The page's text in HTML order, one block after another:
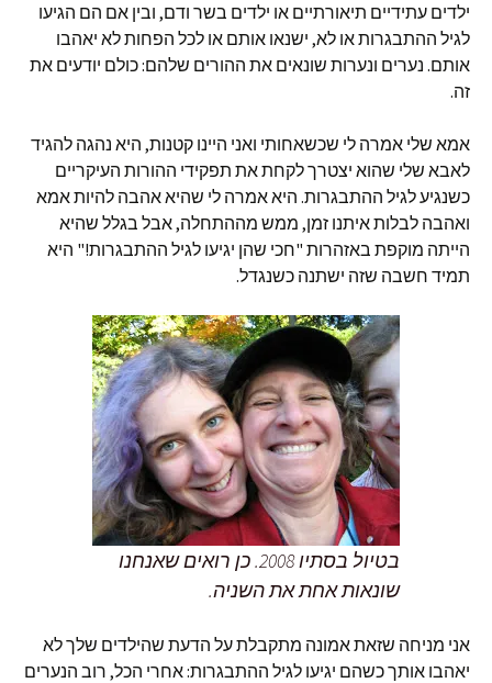
ילדים עתידיים תיאורתיים או ילדים בשר ודם, ובין אם הם הגיעו
לגיל ההתבגרות או לא, ישנאו אותם או לכל הפחות לא יאהבו
אותם. נערים ונערות שונאים את ההורים שלהם: כולם יודעים את
זה.
אמא שלי אמרה לי שכשאחותי ואני היינו קטנות, היא נהגה להגיד
לאבא שלי שהוא יצטרך לקחת את תפקידי ההורות העיקריים
כשנגיע לגיל ההתבגרות. היא אמרה לי שהיא אהבה להיות אמא
ואהבה לבלות איתנו זמן, ממש מההתחלה, אבל בגלל שהיא
הייתה מוקפת באזהרות "חכי שהן יגיעו לגיל ההתבגרות!" היא
תמיד חשבה שזה ישתנה כשנגדל.
בטיול בסתיו 2008. כן רואים שאנחנו
שונאות אחת את השניה.
אני מניחה שזאת אמונה מתקבלת על הדעת שהילדים שלך לא
יאהבו אותך כשהם יגיעו לגיל ההתבגרות: אחרי הכל, רוב הנערים